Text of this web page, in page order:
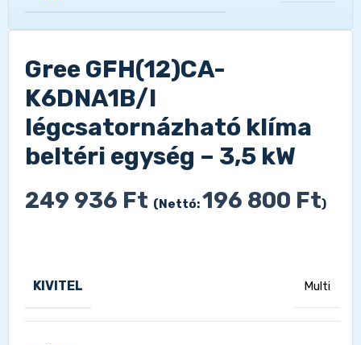
Gree GFH(12)CA-
K6DNA1B/I
légcsatornázható klíma
beltéri egység – 3,5 kW
249 936 Ft (Nettó:196 800 Ft)
KIVITEL Multi